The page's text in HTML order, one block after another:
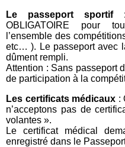
Le passeport sportif:
OBLIGATOIRE pour
l’ensemble des
etc… ). Le passeport avec
dûment rempli.
Attention : Sans passeport
de participation à la
Les certificats médicaux :
n’acceptons pas de
volantes ».
Le certificat médical
enregistré dans le